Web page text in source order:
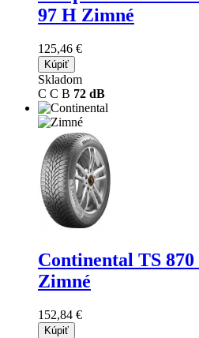
97 H Zimné
125,46 €
Kúpiť
Skladom
C C B 72 dB
Continental TS 870
Zimné
152,84 €
Kúpiť